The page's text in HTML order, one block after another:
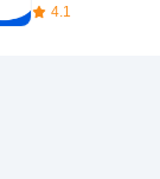
4.1